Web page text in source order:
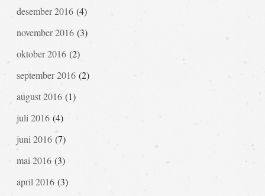
desember 2016(4)
november 2016(3)
oktober 2016(2)
september 2016(2)
august 2016(1)
juli 2016(4)
juni 2016(7)
mai 2016(3)
april 2016(3)